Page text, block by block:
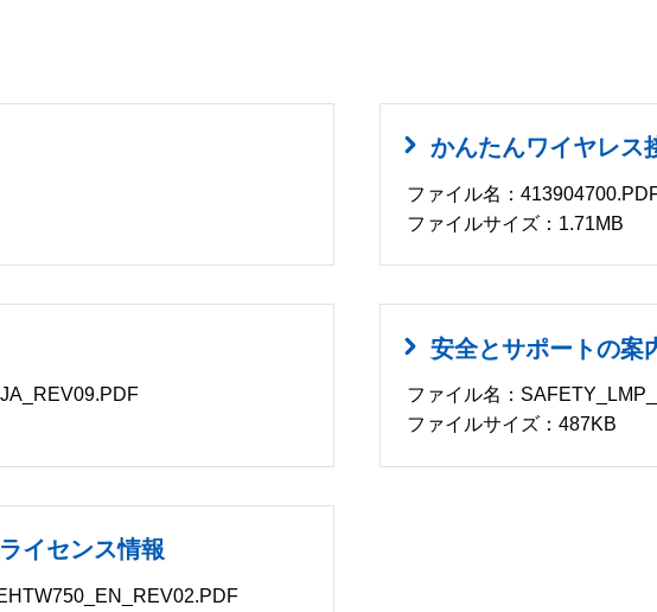
かんたんワイヤレス
ファイル名：
ファイルサイズ：1.71MB
安全とサポートの案
ファイル名：
ファイルサイズ：487KB
イセンス情報